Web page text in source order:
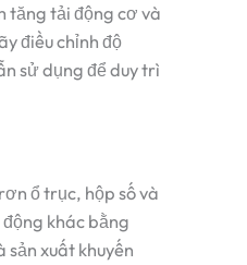
tăng tải động cơ và
điều chỉnh độ
sử dụng để duy trì
ổ trục, hộp số và
khác bằng
xuất khuyến